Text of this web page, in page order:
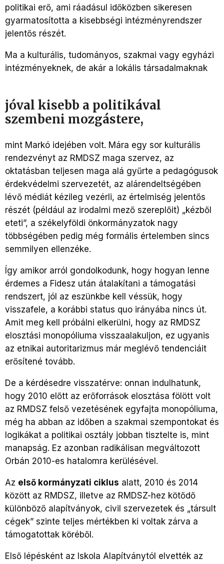
politikai erő, ami ráadásul időközben sikeresen
gyarmatosította a kisebbségi intézményrendszer
jelentős részét.
Ma a kulturális, tudományos, szakmai vagy egyházi
intézményeknek, de akár a lokális társadalmaknak
jóval kisebb a politikával
szembeni mozgástere,
mint Markó idejében volt. Mára egy sor kulturális
rendezvényt az RMDSZ maga szervez, az
oktatásban teljesen maga alá gyűrte a pedagógusok
érdekvédelmi szervezetét, az alárendeltségében
lévő médiát kézileg vezérli, az értelmiség jelentős
részét (például az irodalmi mező szereplőit) „kézből
eteti”, a székelyföldi önkormányzatok nagy
többségében pedig még formális értelemben sincs
semmilyen ellenzéke.
Így amikor arról gondolkodunk, hogy hogyan lenne
érdemes a Fidesz után átalakítani a támogatási
rendszert, jól az eszünkbe kell véssük, hogy
visszafele, a korábbi status quo irányába nincs út.
Amit meg kell próbálni elkerülni, hogy az RMDSZ
elosztási monopóliuma visszaalakuljon, ez ugyanis
az etnikai autoritarizmus már meglévő tendenciáit
erősítené tovább.
De a kérdésedre visszatérve: onnan indulhatunk,
hogy 2010 előtt az erőforrások elosztása fölött volt
az RMDSZ felső vezetésének egyfajta monopóliuma,
még ha abban az időben a szakmai szempontokat és
logikákat a politikai osztály jobban tisztelte is, mint
manapság. Ez azonban radikálisan megváltozott
Orbán 2010-es hatalomra kerülésével.
Az első kormányzati ciklus alatt, 2010 és 2014
között az RMDSZ, illetve az RMDSZ-hez kötődő
különböző alapítványok, civil szervezetek és „társult
cégek” szinte teljes mértékben ki voltak zárva a
támogatottak köréből.
Első lépésként az Iskola Alapítványtól elvették az